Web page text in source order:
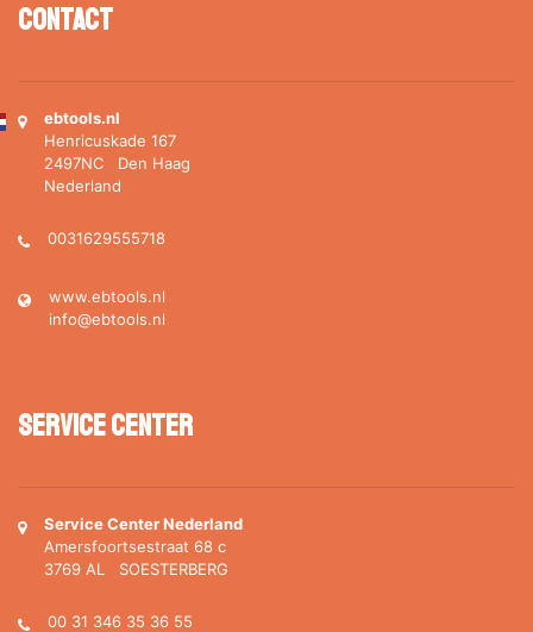
Contact
ebtools.nl
Henricuskade 167
2497NC Den Haag
Nederland
0031629555718
www.ebtools.nl
info@ebtools.nl
Service Center
Service Center Nederland
Amersfoortsestraat 68 c
3769 AL SOESTERBERG
00 31 346 35 36 55